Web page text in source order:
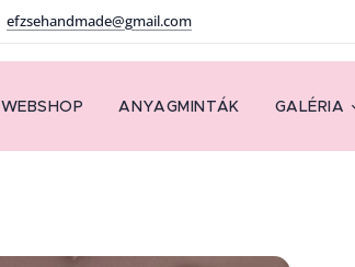
efzsehandmade@gmail.com
WEBSHOP ANYAGMINTÁK GALÉRIA